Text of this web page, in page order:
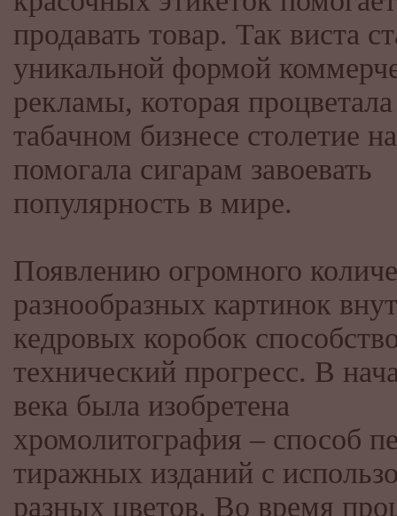
продавать товар. Так виста
уникальной формой
рекламы, которая
табачном бизнесе столетие
помогала сигарам завоевать
популярность в мире.
Появлению огромного
разнообразных картинок
кедровых коробок
технический прогресс. В
века была изобретена
хромолитография – способ
тиражных изданий с
разных цветов. Во время